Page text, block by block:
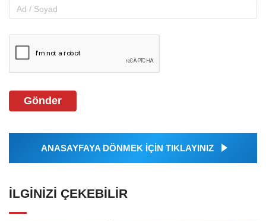
Gönder
ANASAYFAYA DÖNMEK İÇİN TIKLAYINIZ
İLGINIZI ÇEKEBILIR